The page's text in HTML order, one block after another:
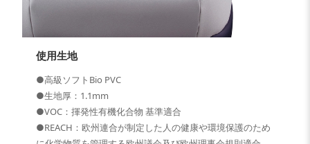
使用生地
●高級ソフトBio PVC
●生地厚：1.1mm
●VOC：揮発性有機化合物 基準適合
●REACH：欧州連合が制定した人の健康や環境保護のため